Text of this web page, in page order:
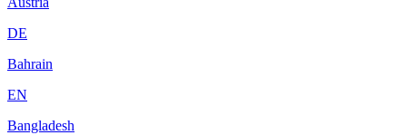
DE
Bahrain
EN
Bangladesh